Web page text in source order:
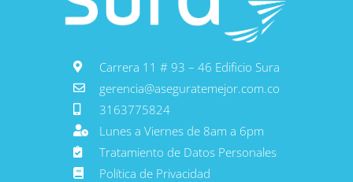
Carrera 11 # 93 – 46 Edificio Sura
gerencia@aseguratemejor.com.co
3163775824
Lunes a Viernes de 8am a 6pm
Tratamiento de Datos Personales
Política de Privacidad